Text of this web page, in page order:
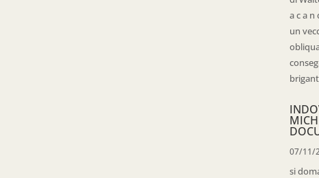
a c a n
un
07/11/
si